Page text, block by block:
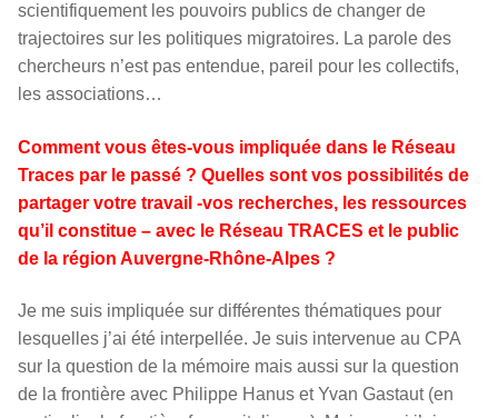
scientifiquement les pouvoirs publics de changer de
trajectoires sur les politiques migratoires. La parole des
chercheurs n’est pas entendue, pareil pour les collectifs,
les associations…
Comment vous êtes-vous impliquée dans le Réseau
Traces par le passé ? Quelles sont vos possibilités de
partager votre travail -vos recherches, les ressources
qu’il constitue – avec le Réseau TRACES et le public
de la région Auvergne-Rhône-Alpes ?
Je me suis impliquée sur différentes thématiques pour
lesquelles j’ai été interpellée. Je suis intervenue au CPA
sur la question de la mémoire mais aussi sur la question
de la frontière avec Philippe Hanus et Yvan Gastaut (en